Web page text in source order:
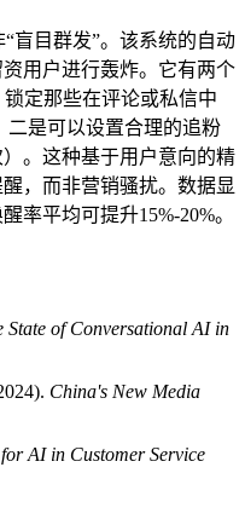
盲目群发”。该系统的自动
用户进行轰炸。它有两个
定那些在评论或私信中
二是可以设置合理的追粉
。这种基于用户意向的精
，而非营销骚扰。数据显
率平均可提升15%-20%。
State of Conversational AI in
China's New Media
AI in Customer Service